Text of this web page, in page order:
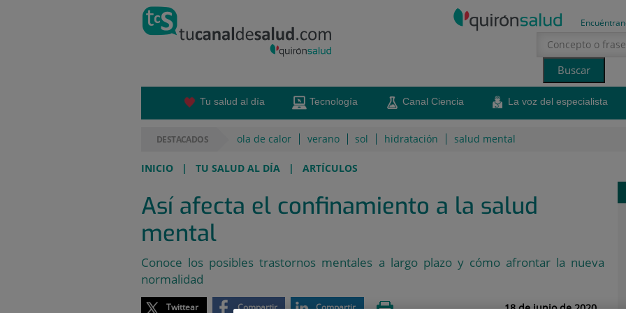
Saltar
al
contenido
Tu salud al día Tecnología Canal Ciencia La voz del especialista
DESTACADOS ola de calor verano sol hidratación salud mental
INICIO | TU SALUD AL DÍA | ARTÍCULOS
Así afecta el confinamiento a la salud
mental
Conoce los posibles trastornos mentales a largo plazo y cómo afrontar la nueva
normalidad
Twittear Compartir Compartir 18 de junio de 2020